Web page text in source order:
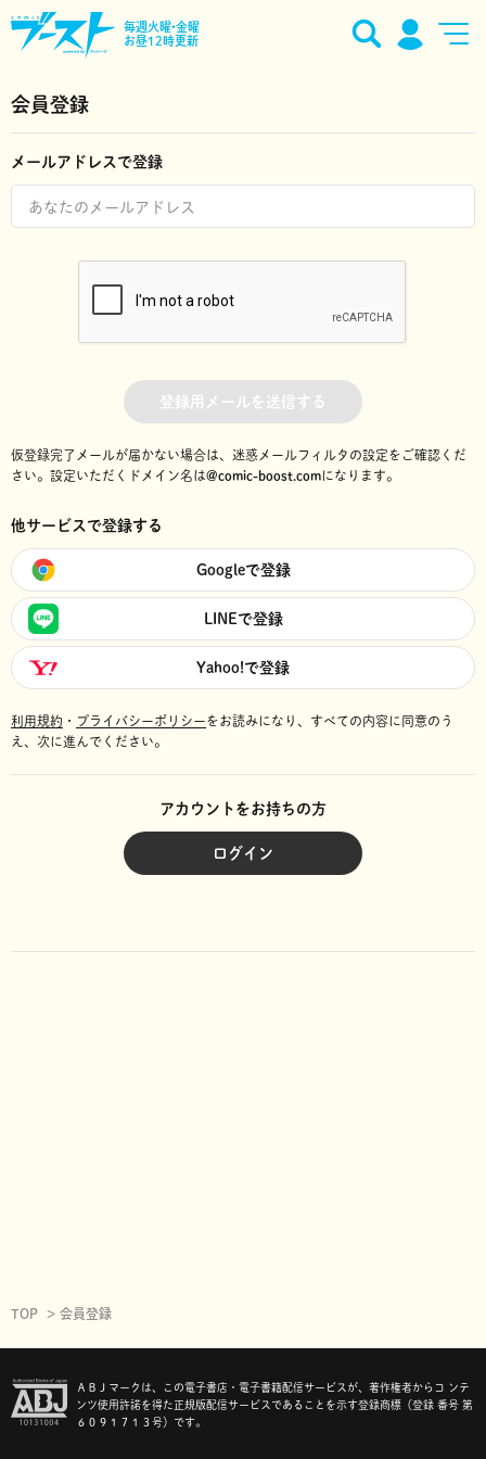
毎週火曜•金曜
お昼12時更新
会員登録
メールアドレスで登録
登録用メールを送信する
仮登録完了メールが届かない場合は、迷惑メールフィルタの設定をご確認くだ
さい。 設定いただくドメイン名は@comic-boost.comになります。
他サービスで登録する
Googleで登録
LINEで登録
Yahoo!で登録
利用規約 ・ プライバシーポリシーをお読みになり、 すべての内容に同意のう
え、次に進んでください。
アカウントをお持ちの方
ログイン
TOP 会員登録
ＡＢＪマークは、この電子書店・電子書籍配信サービスが、著作権者からコ ンテ
ンツ使用許諾を得た正規版配信サービスであることを示す登録商標（登録 番号 第
６０９１７１３号）です。